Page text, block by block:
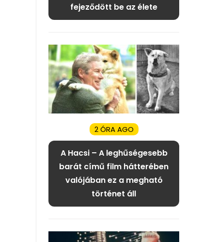
fejeződött be az élete
2 ÓRA AGO
A Hacsi – A leghűségesebb
barát című film hátterében
valójában ez a megható
történet áll